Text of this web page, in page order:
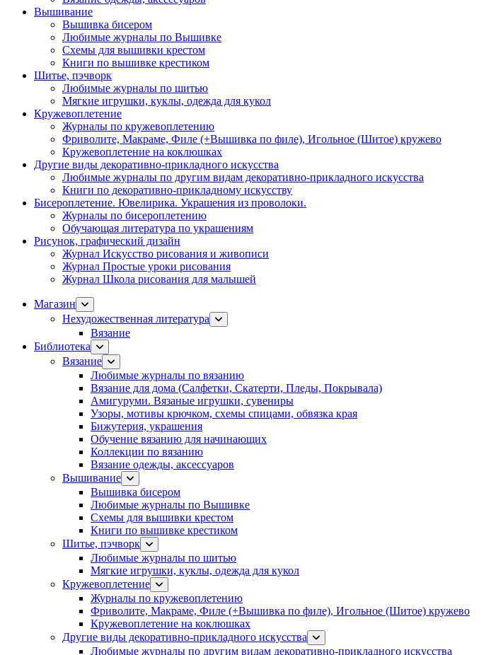
Вышивание
Вышивка бисером
Любимые журналы по Вышивке
Схемы для вышивки крестом
Книги по вышивке крестиком
Шитье, пэчворк
Любимые журналы по шитью
Мягкие игрушки, куклы, одежда для кукол
Кружевоплетение
Журналы по кружевоплетению
Фриволите, Макраме, Филе (+Вышивка по филе), Игольное (Шитое) кружево
Кружевоплетение на коклюшках
Другие виды декоративно-прикладного искусства
Любимые журналы по другим видам декоративно-прикладного искусства
Книги по декоративно-прикладному искусству
Бисероплетение. Ювелирика. Украшения из проволоки.
Журналы по бисероплетению
Обучающая литература по украшениям
Рисунок, графический дизайн
Журнал Искусство рисования и живописи
Журнал Простые уроки рисования
Журнал Школа рисования для малышей
Магазин
Нехудожественная литература
Вязание
Библиотека
Вязание
Любимые журналы по вязанию
Вязание для дома (Салфетки, Скатерти, Пледы, Покрывала)
Амигуруми. Вязаные игрушки, сувениры
Узоры, мотивы крючком, схемы спицами, обвязка края
Бижутерия, украшения
Обучение вязанию для начинающих
Коллекции по вязанию
Вязание одежды, аксессуаров
Вышивание
Вышивка бисером
Любимые журналы по Вышивке
Схемы для вышивки крестом
Книги по вышивке крестиком
Шитье, пэчворк
Любимые журналы по шитью
Мягкие игрушки, куклы, одежда для кукол
Кружевоплетение
Журналы по кружевоплетению
Фриволите, Макраме, Филе (+Вышивка по филе), Игольное (Шитое) кружево
Кружевоплетение на коклюшках
Другие виды декоративно-прикладного искусства
Любимые журналы по другим видам декоративно-прикладного искусства